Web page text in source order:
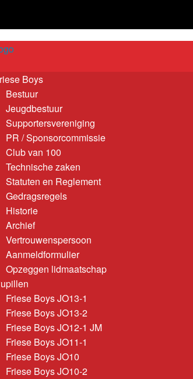
Boys
Bestuur
Jeugdbestuur
Supportersvereniging
PR / Sponsorcommissie
Club van 100
Technische zaken
Statuten en Reglement
Gedragsregels
Historie
Archief
Vertrouwenspersoon
Aanmeldformulier
Opzeggen lidmaatschap
Friese Boys JO13-1
Friese Boys JO13-2
Friese Boys JO12-1 JM
Friese Boys JO11-1
Friese Boys JO10
Friese Boys JO10-2